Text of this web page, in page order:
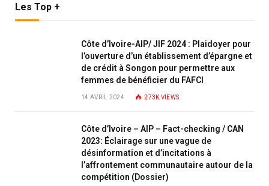
Les Top +
Côte d’Ivoire-AIP/ JIF 2024 : Plaidoyer pour
l’ouverture d’un établissement d’épargne et
de crédit à Songon pour permettre aux
femmes de bénéficier du FAFCI
14 AVRIL 2024 273K VIEWS
Côte d’Ivoire – AIP – Fact-checking / CAN
2023: Éclairage sur une vague de
désinformation et d’incitations à
l’affrontement communautaire autour de la
compétition (Dossier)